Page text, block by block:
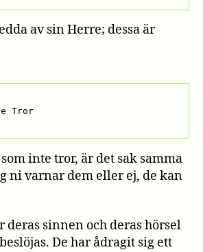
av sin Herre; dessa är
Tror
inte tror, är det sak samma
ni varnar dem eller ej, de kan
deras sinnen och deras hörsel
De har ådragit sig ett